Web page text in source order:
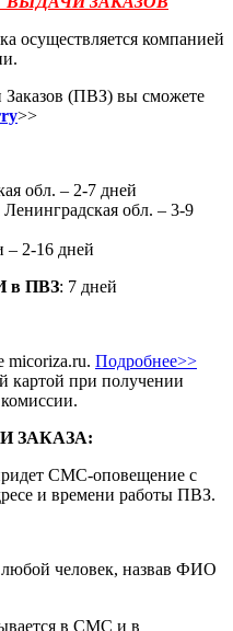
осуществляется компанией
(ПВЗ) вы сможете
>>
обл. – 2-7 дней
обл. – 3-9
– 2-16 дней
в ПВЗ: 7 дней
micoriza.ru. Подробнее>>
картой при получении
ЗАКАЗА:
СМС-оповещение с
и времени работы ПВЗ.
человек, назвав ФИО
в СМС и в